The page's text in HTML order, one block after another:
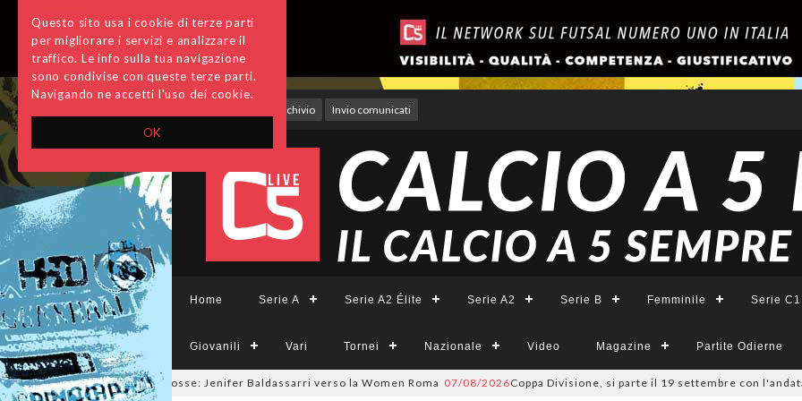
OK
Questo sito usa i cookie di terze parti
per migliorare i servizi e analizzare il
traffico. Le info sulla tua navigazione
sono condivise con queste terze parti.
Navigando ne accetti l'uso dei cookie.
Archivio Invio comunicati
Home Serie A Serie A2 Élite Serie A2 Serie B Femminile Serie C1
Giovanili Vari Tornei Nazionale Video Magazine Partite Odierne
a tinte giallorosse: Jenifer Baldassarri verso la Women Roma 07/08/2026Coppa Divisione, si parte il 19 settembre con l'andata del